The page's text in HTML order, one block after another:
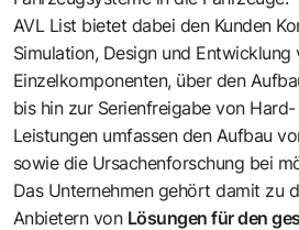
AVL List bietet dabei den Kunden
Simulation, Design und Entwicklung
Einzelkomponenten, über den
bis hin zur Serienfreigabe von
Leistungen umfassen den Aufbau
sowie die Ursachenforschung bei
Das Unternehmen gehört damit zu
Anbietern von Lösungen für den